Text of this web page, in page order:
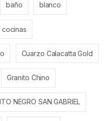
baño blanco
cocinas
Cuarzo Calacatta Gold
Granito Chino
NEGRO SAN GABRIEL